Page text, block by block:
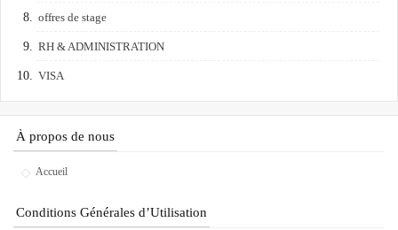
offres de stage
RH & ADMINISTRATION
VISA
À propos de nous
Accueil
Conditions Générales d’Utilisation